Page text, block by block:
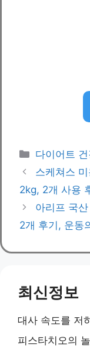
Categories
다이어트
스케쳐스
2kg, 2개 사용
아리프 국
2개 후기, 운동
최신정보
대사 속도를 저
피스타치오의